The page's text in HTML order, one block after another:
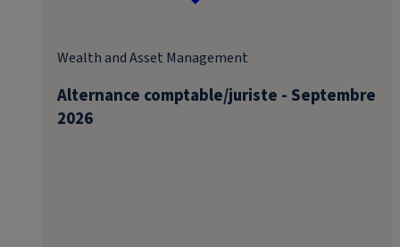
Alternance comptable/juriste - Septembre
2026
Wealth and Asset Management